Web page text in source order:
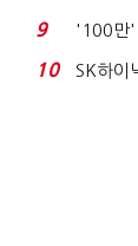
친청계
9
'100만'
주일
10
SK하이